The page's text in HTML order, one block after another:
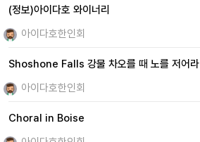
(정보)아이다호 와이너리
아이다호한인회
Shoshone Falls 강물 차오를 때 노를 저어라
아이다호한인회
Choral in Boise